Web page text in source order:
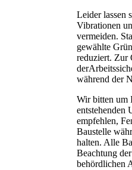
Leider lassen
Vibrationen
vermeiden.
gewählte
reduziert. Zur
während der
Wir bitten um
entstehenden
empfehlen,
Baustelle
halten. Alle
Beachtung
behördlichen